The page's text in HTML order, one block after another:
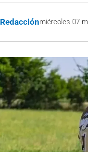
Redacciónmiércoles 07